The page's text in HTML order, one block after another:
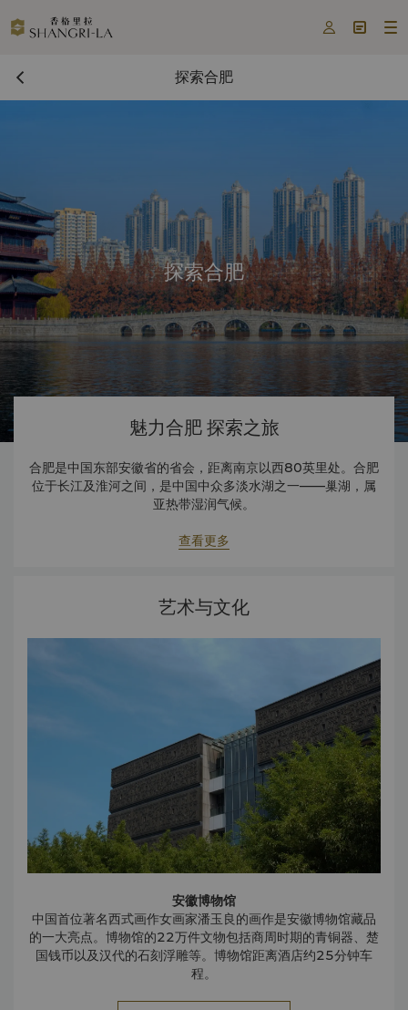
  
探索合肥
探索合肥
魅力合肥 探索之旅
合肥是中国东部安徽省的省会，距离南京以西80英里处。合肥
位于长江及淮河之间，是中国中众多淡水湖之一——巢湖，属
亚热带湿润气候。
查看更多
艺术与文化
安徽博物馆
中国首位著名西式画作女画家潘玉良的画作是安徽博物馆藏品
的一大亮点。博物馆的22万件文物包括商周时期的青铜器、楚
国钱币以及汉代的石刻浮雕等。博物馆距离酒店约25分钟车
程。